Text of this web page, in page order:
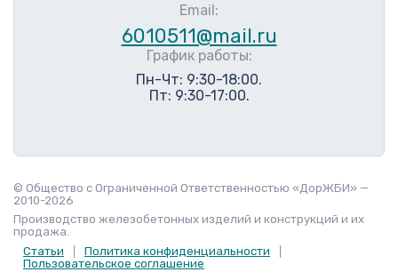
Email:
6010511@mail.ru
График работы:
Пн-Чт: 9:30-18:00.
Пт: 9:30-17:00.
© Общество с Ограниченной Ответственностью «ДорЖБИ» —
2010-2026
Производство железобетонных изделий и конструкций и их
продажа.
Статьи
Политика конфиденциальности
Пользовательское соглашение